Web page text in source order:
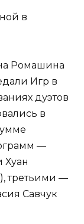
в
Ромашина
Игр в
дуэтов
в
—
Хуан
третьими —
Савчук